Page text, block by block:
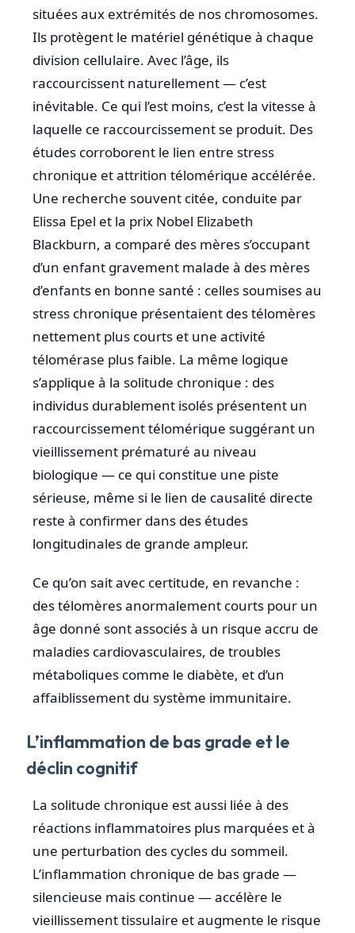
situées aux extrémités de nos chromosomes.
Ils protègent le matériel génétique à chaque
division cellulaire. Avec l’âge, ils
raccourcissent naturellement — c’est
inévitable. Ce qui l’est moins, c’est la vitesse à
laquelle ce raccourcissement se produit. Des
études corroborent le lien entre stress
chronique et attrition télomérique accélérée.
Une recherche souvent citée, conduite par
Elissa Epel et la prix Nobel Elizabeth
Blackburn, a comparé des mères s’occupant
d’un enfant gravement malade à des mères
d’enfants en bonne santé : celles soumises au
stress chronique présentaient des télomères
nettement plus courts et une activité
télomérase plus faible. La même logique
s’applique à la solitude chronique : des
individus durablement isolés présentent un
raccourcissement télomérique suggérant un
vieillissement prématuré au niveau
biologique — ce qui constitue une piste
sérieuse, même si le lien de causalité directe
reste à confirmer dans des études
longitudinales de grande ampleur.
Ce qu’on sait avec certitude, en revanche :
des télomères anormalement courts pour un
âge donné sont associés à un risque accru de
maladies cardiovasculaires, de troubles
métaboliques comme le diabète, et d’un
affaiblissement du système immunitaire.
L’inflammation de bas grade et le
déclin cognitif
La solitude chronique est aussi liée à des
réactions inflammatoires plus marquées et à
une perturbation des cycles du sommeil.
L’inflammation chronique de bas grade —
silencieuse mais continue — accélère le
vieillissement tissulaire et augmente le risque